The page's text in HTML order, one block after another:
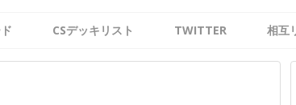
CSデッキリスト TWITTER 相互